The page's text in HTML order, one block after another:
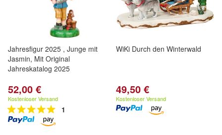
Jahresfigur 2025 , Junge mit
Jasmin, Mit Original
Jahreskatalog 2025
52,00 €
Kostenloser Versand
1
WiKi Durch den Winterwald
49,50 €
Kostenloser Versand